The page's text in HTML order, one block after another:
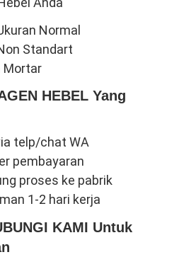
Normal
Standart
Mortar
HEBEL Yang
telp/chat WA
pembayaran
proses ke pabrik
1-2 hari kerja
KAMI Untuk